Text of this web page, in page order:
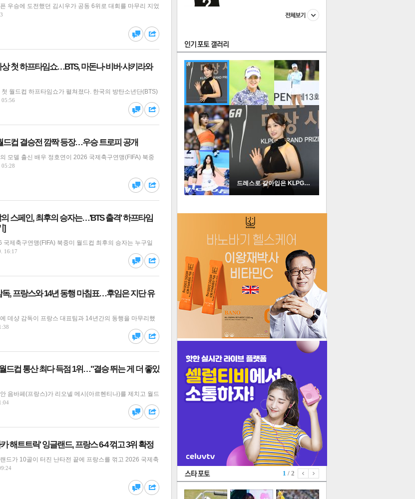
프 포토
만화
댓글 공유
우승에 도전했던 김시우가 공동 6위로 대회를 마무리 지었
댓글 공유
첫 하프타임쇼…BTS, 마돈나·비버·샤키라와
월드컵 하프타임쇼가 펼쳐졌다. 한국의 방탄소년단(BTS)
05:56
댓글 공유
드컵 결승전 깜짝 등장…우승 트로피 공개
모델 출신 배우 정호연이 2026 국제축구연맹(FIFA) 북중
05:28
댓글 공유
스페인, 최후의 승자는…'BTS 출격' 하프타임
]
국제축구연맹(FIFA) 북중미 월드컵 최후의 승자는 누구일
16:17
, 프랑스와 14년 동행 마침표…후임은 지단 유
데샹 감독이 프랑스 대표팀과 14년간의 동행을 마무리했
드컵 통산 최다 득점 1위…"결승 뛰는 게 더 좋았
음바페(프랑스)가 리오넬 메시(아르헨티나)를 제치고 월드
해트트릭' 잉글랜드, 프랑스 6-4 꺾고 3위 확정
드가 10골이 터진 난타전 끝에 프랑스를 꺾고 2026 국제축
많이 본 뉴스
연예
스포츠 포토
2
더보기
인기포토
드레스로 갈아입은 KLPGA …
1 / 2